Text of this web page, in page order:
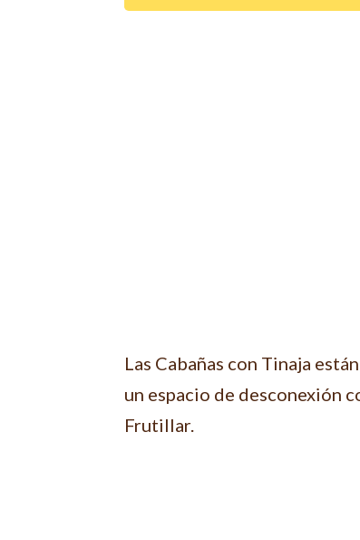
Las Cabañas con Tinaja
un espacio de desconexión
Frutillar.